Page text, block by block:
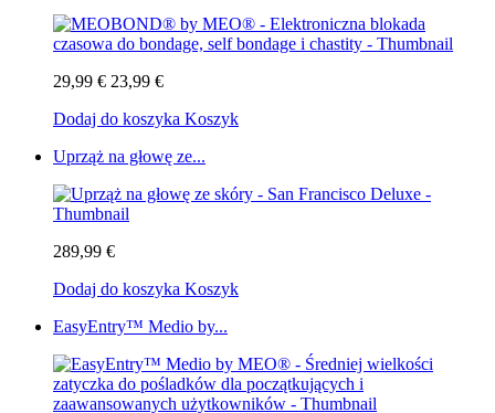
29,99 € 23,99 €
Dodaj do koszyka Koszyk
Uprząż na głowę ze...
289,99 €
Dodaj do koszyka Koszyk
EasyEntry™ Medio by...